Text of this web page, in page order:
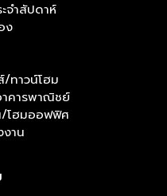
จำสัปดาห์
ง
/ทาวน์โฮม
คารพาณิชย์
/โฮมออฟฟิศ
งาน